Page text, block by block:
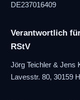
DE237016409
Verantwortlich
RStV
Jörg Teichler & Jens
Lavesstr. 80, 30159